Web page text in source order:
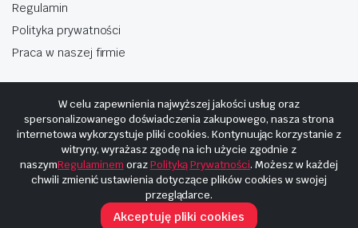
Regulamin
Polityka prywatności
Praca w naszej firmie
Copyright © 2025 Hosting i budowa Cyberplaneta.pl
W celu zapewnienia najwyższej jakości usług oraz
spersonalizowanego doświadczenia zakupowego, nasza strona
internetowa wykorzystuje pliki cookies. Kontynuując korzystanie z
witryny, wyrażasz zgodę na ich użycie zgodnie z
naszymRegulaminem orazPolityką Prywatności. Możesz w każdej
chwili zmienić ustawienia dotyczące plików cookies w swojej
przeglądarce.
Akceptuję pliki cookies